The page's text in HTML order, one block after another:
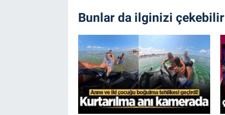
Bunlar da ilginizi çekebilir